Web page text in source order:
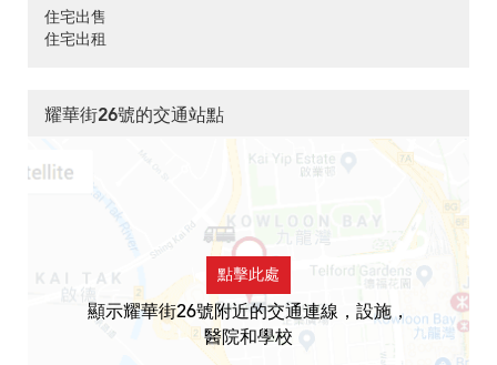
住宅出售
住宅出租
耀華街26號的交通站點
點擊此處
顯示耀華街26號附近的交通連線，設施，
醫院和學校